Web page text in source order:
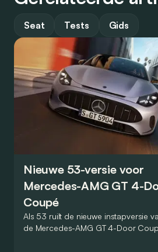
Seat Tests Gids
Nieuwe 53-versie voor
Mercedes-AMG GT 4-
Coupé
Als 53 ruilt de nieuwe instapversie
de Mercedes-AMG GT 4-Door